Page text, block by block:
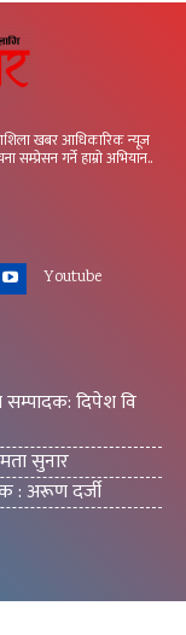
खबर आधिकारिक न्यूज
सम्प्रेसन गर्ने हाम्रो अभियान..
Youtube
सम्पादक: दिपेश वि
सुनार
: अरूण दर्जी